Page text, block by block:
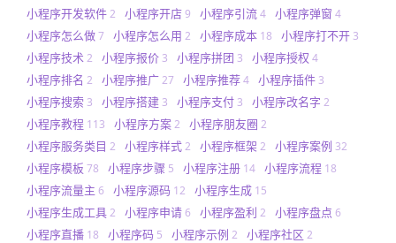
小程序开发软件2 小程序开店9 小程序引流4 小程序弹窗 4
小程序怎么做7 小程序怎么用 2 小程序成本 18 小程序打不开 3
小程序技术 2 小程序报价 3 小程序拼团 3 小程序授权 4
小程序排名 2 小程序推广27 小程序推荐4 小程序插件 3
小程序搜索 3 小程序搭建 3 小程序支付 3 小程序改名字 2
小程序教程 113 小程序方案2 小程序朋友圈 2
小程序服务类目 2 小程序样式2 小程序框架 2 小程序案例 32
小程序模板 78 小程序步骤 5 小程序注册 14 小程序流程 18
小程序流量主 6 小程序源码 12 小程序生成 15
小程序生成工具2 小程序申请6 小程序盈利 2 小程序盘点 6
小程序直播 18 小程序码 5 小程序示例 2 小程序社区 2